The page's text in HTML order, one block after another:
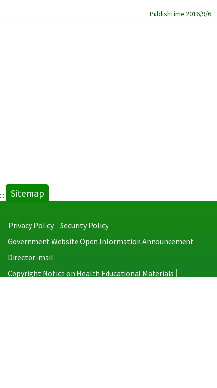
PublishTime 2016/9/6
::: Sitemap
Privacy Policy
Security Policy
Government Website Open Information Announcement
Director-mail
Copyright Notice on Health Educational Materials